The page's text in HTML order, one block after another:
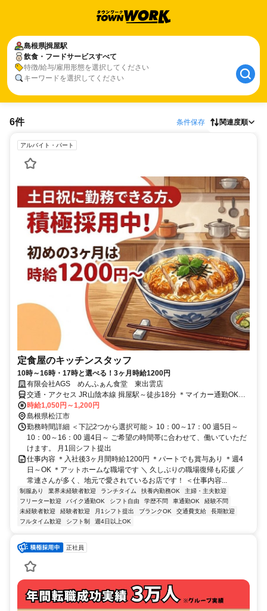
島根県揖屋駅
飲食・フードサービスすべて
特徴/給与/雇用形態を選択してください
キーワードを選択してください
6件 条件保存 関連度順
アルバイト・パート
定食屋のキッチンスタッフ
10時～16時・17時と選べる！3ヶ月時給1200円
有限会社AGS めんふぁん食堂 東出雲店
交通・アクセス JR山陰本線 揖屋駅～徒歩18分 ＊マイカー通勤OK・
無料駐車場完備（面接時も可）
時給1,050円～1,200円
島根県松江市
勤務時間詳細 ＜下記2つから選択可能＞ 10：00～17：00 週5日～
10：00～16：00 週4日～ ご希望の時間帯に合わせて、働いていただ
けます。 月1回シフト提出
仕事内容 ＊入社後3ヶ月間時給1200円 ＊パートでも賞与あり ＊週4
日～OK ＊アットホームな職場です ＼ 久しぶりの職場復帰も応援 ／
常連さんが多く、地元で愛されているお店です！ ＜仕事内容...
制服あり 業界未経験者歓迎 ランチタイム 扶養内勤務OK
主婦・主夫歓迎
フリーター歓迎
バイク通勤OK シフト自由 学歴不問 車通勤OK
経験不問
未経験者歓迎
経験者歓迎 月1シフト提出 ブランクOK 交通費支給
長期歓迎
フルタイム歓迎
シフト制 週4日以上OK
正社員